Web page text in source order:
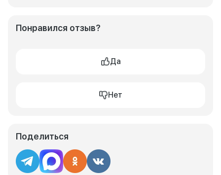
Понравился отзыв?
Да
Нет
Поделиться